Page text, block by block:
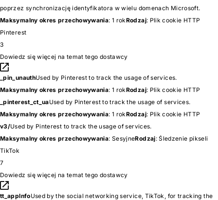
poprzez synchronizację identyfikatora w wielu domenach Microsoft.
Maksymalny okres przechowywania: 1 rokRodzaj: Plik cookie HTTP
Pinterest
3
Dowiedz się więcej na temat tego dostawcy
_pin_unauthUsed by Pinterest to track the usage of services.
Maksymalny okres przechowywania: 1 rokRodzaj: Plik cookie HTTP
_pinterest_ct_uaUsed by Pinterest to track the usage of services.
Maksymalny okres przechowywania: 1 rokRodzaj: Plik cookie HTTP
v3/Used by Pinterest to track the usage of services.
Maksymalny okres przechowywania: SesyjneRodzaj: Śledzenie pikseli
TikTok
7
Dowiedz się więcej na temat tego dostawcy
tt_appInfoUsed by the social networking service, TikTok, for tracking the